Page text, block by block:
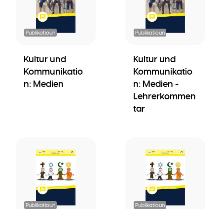
Publikatioun
Kultur und
Kommunikatio
n: Medien
Publikatioun
Kultur und
Kommunikatio
n: Medien -
Lehrerkommen
tar
Publikatioun Publikatioun